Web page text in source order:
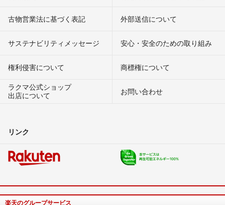
古物営業法に基づく表記 外部送信について
サステナビリティメッセージ 安心・安全のための取り組み
権利侵害について
商標権について
ラクマ公式ショップ
出店について
お問い合わせ
リンク
楽天のグループサービス